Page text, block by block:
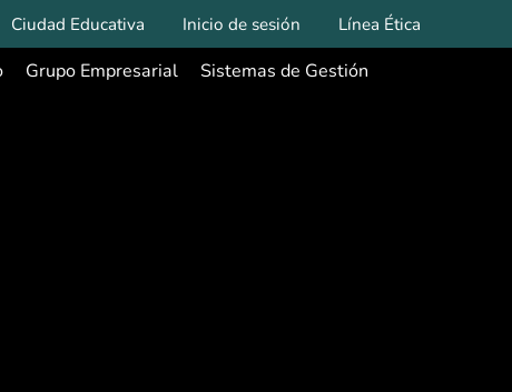
Ciudad Educativa Inicio de sesión Línea Ética
Grupo Empresarial Sistemas de Gestión